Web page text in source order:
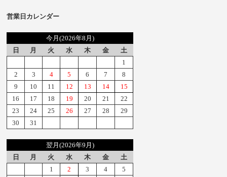
営業日カレンダー
今月(2026年8月)
日
月 火 水 木 金
土
1
2
3 4 5 6 7
8
9
10 11 12 13 14
15
16
17 18 19 20 21
22
23
24 25 26 27 28
29
30
31
翌月(2026年9月)
日
月 火 水 木 金
土
1
2 3 4
5